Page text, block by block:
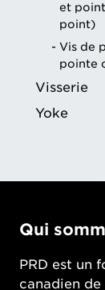
et
point)
Vis de
pointe
Visserie
Yoke
Qui
PRD est un
canadien